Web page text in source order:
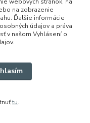
na zobrazenie
Ďalšie informácie
údajov a práva
v našom Vyhlásení o
tu.